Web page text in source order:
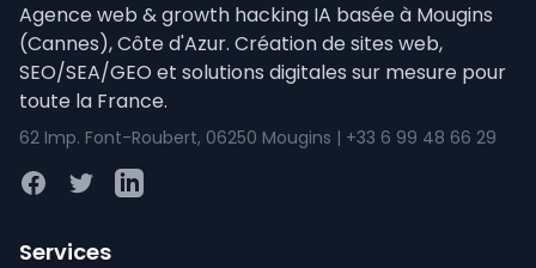
Agence web & growth hacking IA basée à Mougins
(Cannes), Côte d'Azur. Création de sites web,
SEO/SEA/GEO et solutions digitales sur mesure pour
toute la France.
62 Imp. Font-Roubert, 06250 Mougins | +33 6 99 48 66 29
FacebookTwitterLinkedIn
Services